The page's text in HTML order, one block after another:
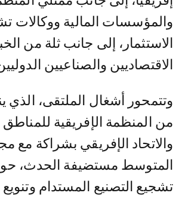
والمؤسسات المالية ووكالات
الاستثمار، إلى جانب ثلة من
الاقتصاديين والصناعيين
وتتمحور أشغال الملتقى، الذي
من المنظمة الإفريقية للمناطق
والاتحاد الإفريقي بشراكة مع
المتوسط مستضيفة الحدث،
تشجيع التصنيع المستدام وتنويع